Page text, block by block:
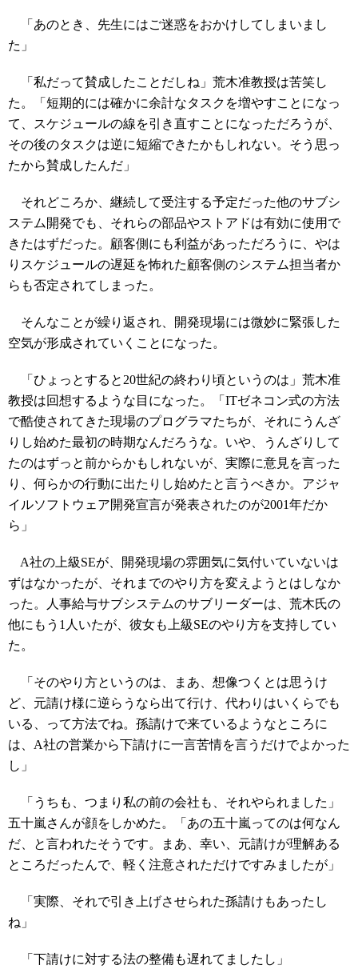
「あのとき、先生にはご迷惑をおかけしてしまいまし
た」
「私だって賛成したことだしね」荒木准教授は苦笑し
た。「短期的には確かに余計なタスクを増やすことになっ
て、スケジュールの線を引き直すことになっただろうが、
その後のタスクは逆に短縮できたかもしれない。そう思っ
たから賛成したんだ」
それどころか、継続して受注する予定だった他のサブシ
ステム開発でも、それらの部品やストアドは有効に使用で
きたはずだった。顧客側にも利益があっただろうに、やは
りスケジュールの遅延を怖れた顧客側のシステム担当者か
らも否定されてしまった。
そんなことが繰り返され、開発現場には微妙に緊張した
空気が形成されていくことになった。
「ひょっとすると20世紀の終わり頃というのは」荒木准
教授は回想するような目になった。「ITゼネコン式の方法
で酷使されてきた現場のプログラマたちが、それにうんざ
りし始めた最初の時期なんだろうな。いや、うんざりして
たのはずっと前からかもしれないが、実際に意見を言った
り、何らかの行動に出たりし始めたと言うべきか。アジャ
イルソフトウェア開発宣言が発表されたのが2001年だか
ら」
A社の上級SEが、開発現場の雰囲気に気付いていないは
ずはなかったが、それまでのやり方を変えようとはしなか
った。人事給与サブシステムのサブリーダーは、荒木氏の
他にもう1人いたが、彼女も上級SEのやり方を支持してい
た。
「そのやり方というのは、まあ、想像つくとは思うけ
ど、元請け様に逆らうなら出て行け、代わりはいくらでも
いる、って方法でね。孫請けで来ているようなところに
は、A社の営業から下請けに一言苦情を言うだけでよかった
し」
「うちも、つまり私の前の会社も、それやられました」
五十嵐さんが顔をしかめた。「あの五十嵐ってのは何なん
だ、と言われたそうです。まあ、幸い、元請けが理解ある
ところだったんで、軽く注意されただけですみましたが」
「実際、それで引き上げさせられた孫請けもあったし
ね」
「下請けに対する法の整備も遅れてましたし」